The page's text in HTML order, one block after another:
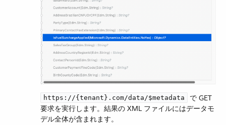
https://{tenant}.com/data/$metadata
​ で GET
要求を実行します。結果の XML ファイルにはデータモ
デル全体が含まれます。